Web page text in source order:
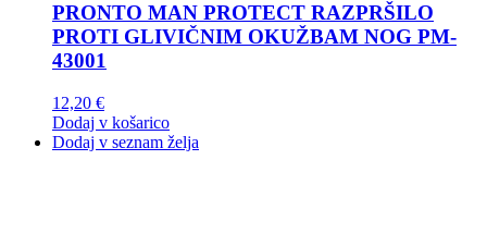
PRONTO MAN PROTECT RAZPRŠILO
PROTI GLIVIČNIM OKUŽBAM NOG PM-
43001
12,20 €
Dodaj v košarico
Dodaj v seznam želja